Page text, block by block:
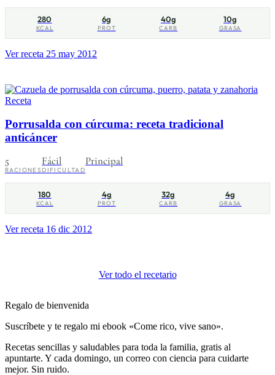
280
KCAL
6g
PROT
40g
CARB
10g
GRASA
Ver receta 25 may 2012
Receta
Porrusalda con cúrcuma: receta tradicional
anticáncer
5
RACIONES
Fácil
DIFICULTAD
Principal
180
KCAL
4g
PROT
32g
CARB
4g
GRASA
Ver receta 16 dic 2012
Ver todo el recetario
Regalo de bienvenida
Suscríbete y te regalo mi ebook «Come rico, vive sano».
Recetas sencillas y saludables para toda la familia, gratis al
apuntarte. Y cada domingo, un correo con ciencia para cuidarte
mejor. Sin ruido.